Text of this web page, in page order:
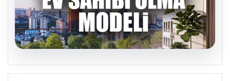
04.08.2026
DAP Yapı’dan bir ilk! Emlak Konut